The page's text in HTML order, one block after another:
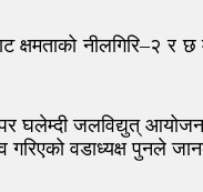
नीलगिरि–२ र छ
घलेम्दी जलविद्युत्
वडाध्यक्ष पुनले